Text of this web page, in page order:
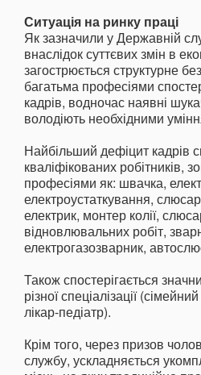
Ситуація на ринку праці
Як зазначили у Державній
внаслідок суттєвих змін в
загострюється структурне
багатьма професіями
кадрів, водночас наявні
володіють необхідними
Найбільший дефіцит кадрів
кваліфікованих робітників,
професіями як: швачка,
електроустаткування,
електрик, монтер колії,
відновлювальних робіт,
електрогазозварник,
Також спостерігається
різної спеціалізації
лікар-педіатр).
Крім того, через призов
службу, ускладняється